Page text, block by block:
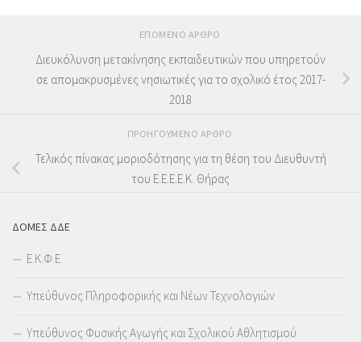
ΕΠΌΜΕΝΟ ΆΡΘΡΟ
Διευκόλυνση μετακίνησης εκπαιδευτικών που υπηρετούν
σε απομακρυσμένες νησιωτικές για το σχολικό έτος 2017-
2018
ΠΡΟΗΓΟΎΜΕΝΟ ΆΡΘΡΟ
Τελικός πίνακας μοριοδότησης για τη θέση του Διευθυντή
του Ε.Ε.Ε.Ε.Κ. Θήρας
ΔΟΜΕΣ ΔΔΕ
Ε.Κ.Φ.Ε.
Υπεύθυνος Πληροφορικής και Νέων Τεχνολογιών
Υπεύθυνος Φυσικής Αγωγής και Σχολικού Αθλητισμού